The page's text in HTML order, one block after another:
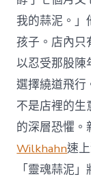
我的蒜泥。」
孩子。店內只
以忍受那股陳
選擇繞道飛行
不是店裡的
的深層恐懼。
Wilkhahn速
「靈魂蒜泥